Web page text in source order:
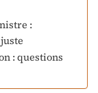
:
: questions